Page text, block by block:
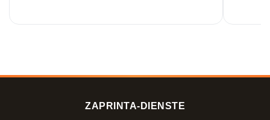
ZAPRINTA-DIENSTE